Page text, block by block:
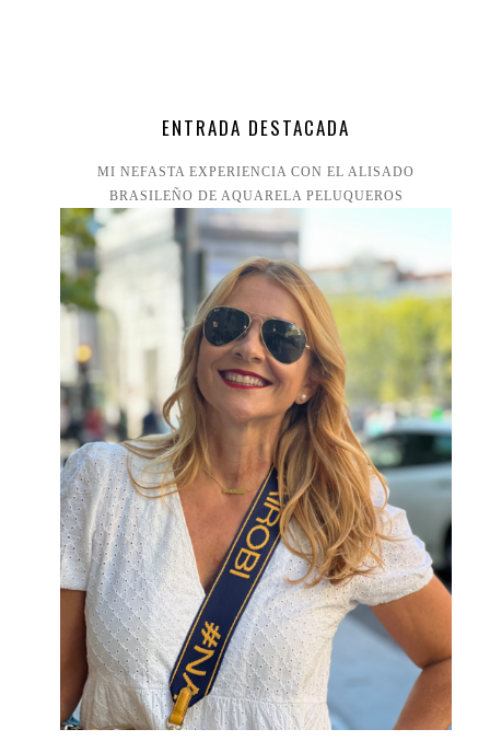
ENTRADA DESTACADA
MI NEFASTA EXPERIENCIA CON EL ALISADO
BRASILEÑO DE AQUARELA PELUQUEROS